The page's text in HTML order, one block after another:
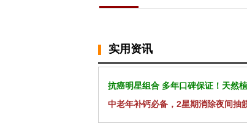
实用资讯
抗癌明星组合 多年口碑保证！天然
中老年补钙必备，2星期消除夜间抽